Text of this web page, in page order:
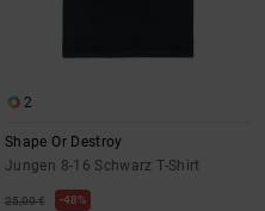
2
Shape Or Destroy
Jungen 8-16 Schwarz T-Shirt
25,00 € 48%